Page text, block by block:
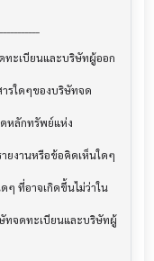
ทะเบียนและบริษัทผู้ออก
ารใดๆของบริษัทจด
หลักทรัพย์แห่ง
ยงานหรือข้อคิดเห็นใดๆ
ๆ ที่อาจเกิดขึ้นไม่ว่าใน
ทจดทะเบียนและบริษัทผู้